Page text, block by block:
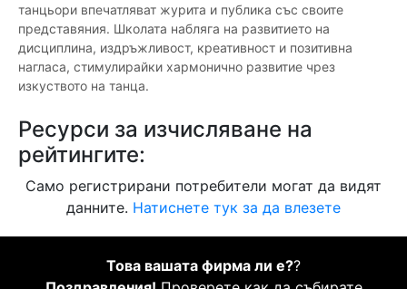
танцьори впечатляват журита и публика със своите
представяния. Школата набляга на развитието на
дисциплина, издръжливост, креативност и позитивна
нагласа, стимулирайки хармонично развитие чрез
изкуството на танца.
Ресурси за изчисляване на
рейтингите:
Само регистрирани потребители могат да видят
данните. Натиснете тук за да влезете
Това вашата фирма ли е??